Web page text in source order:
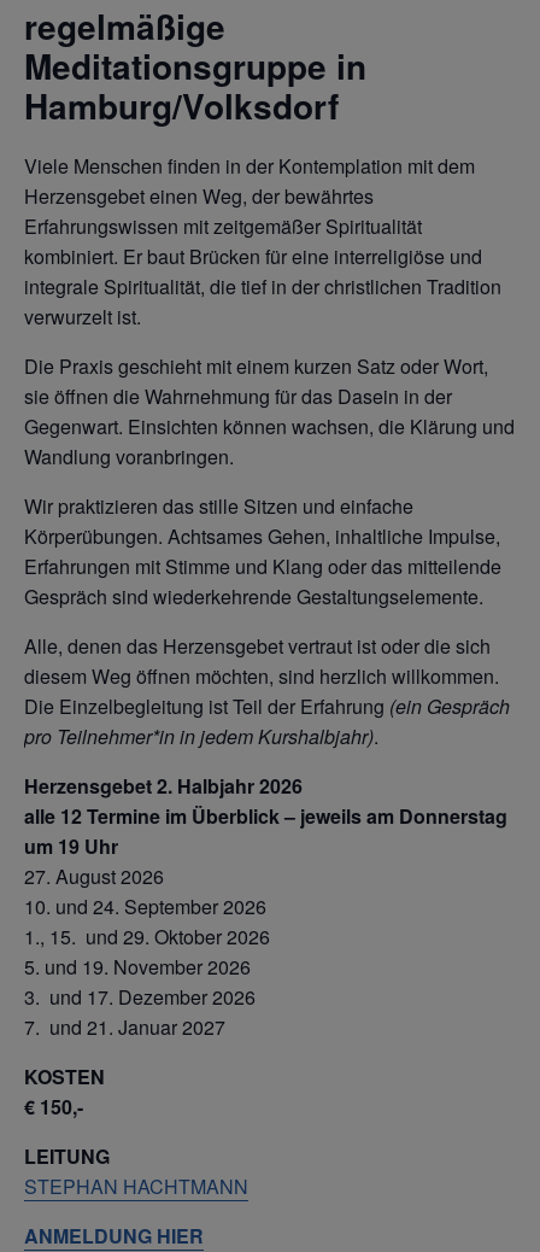
regelmäßige
Meditationsgruppe in
Hamburg/Volksdorf
Viele Menschen finden in der Kontemplation mit dem
Herzensgebet einen Weg, der bewährtes
Erfahrungswissen mit zeitgemäßer Spiritualität
kombiniert. Er baut Brücken für eine interreligiöse und
integrale Spiritualität, die tief in der christlichen Tradition
verwurzelt ist.
Die Praxis geschieht mit einem kurzen Satz oder Wort,
sie öffnen die Wahrnehmung für das Dasein in der
Gegenwart. Einsichten können wachsen, die Klärung und
Wandlung voranbringen.
Wir praktizieren das stille Sitzen und einfache
Körperübungen. Achtsames Gehen, inhaltliche Impulse,
Erfahrungen mit Stimme und Klang oder das mitteilende
Gespräch sind wiederkehrende Gestaltungselemente.
Alle, denen das Herzensgebet vertraut ist oder die sich
diesem Weg öffnen möchten, sind herzlich willkommen.
Die Einzelbegleitung ist Teil der Erfahrung (ein Gespräch
pro Teilnehmer*in in jedem Kurshalbjahr).
Herzensgebet 2. Halbjahr 2026
alle 12 Termine im Überblick – jeweils am Donnerstag
um 19 Uhr
27. August 2026
10. und 24. September 2026
1., 15. und 29. Oktober 2026
5. und 19. November 2026
3. und 17. Dezember 2026
7. und 21. Januar 2027
KOSTEN
€ 150,-
LEITUNG
STEPHAN HACHTMANN
ANMELDUNG HIER